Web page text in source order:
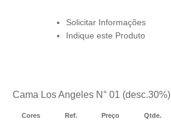
Solicitar Informações
Indique este Produto
Cama Los Angeles N° 01 (desc.30%)
Cores Ref. Preço Qtde.